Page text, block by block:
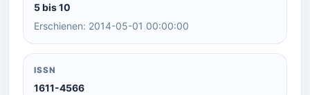
5 bis 10
Erschienen: 2014-05-01 00:00:00
ISSN
1611-4566